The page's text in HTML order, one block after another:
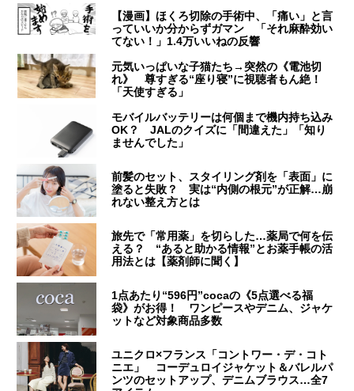
【漫画】ほくろ切除の手術中、「痛い」と言
っていいか分からずガマン 「それ麻酔効い
てない！」1.4万いいねの反響
元気いっぱいな子猫たち→突然の《電池切
れ》 尊すぎる“座り寝”に視聴者もん絶！
「天使すぎる」
モバイルバッテリーは何個まで機内持ち込み
OK？ JALのクイズに「間違えた」「知り
ませんでした」
前髪のセット、スタイリング剤を「表面」に
塗ると失敗？ 実は“内側の根元”が正解…崩
れない整え方とは
旅先で「常用薬」を切らした…薬局で何を伝
える？ “あると助かる情報”とお薬手帳の活
用法とは【薬剤師に聞く】
1点あたり“596円”cocaの《5点選べる福
袋》がお得！ ワンピースやデニム、ジャケ
ットなど対象商品多数
ユニクロ×フランス「コントワー・デ・コト
ニエ」 コーデュロイジャケット＆バレルパ
ンツのセットアップ、デニムブラウス…全7